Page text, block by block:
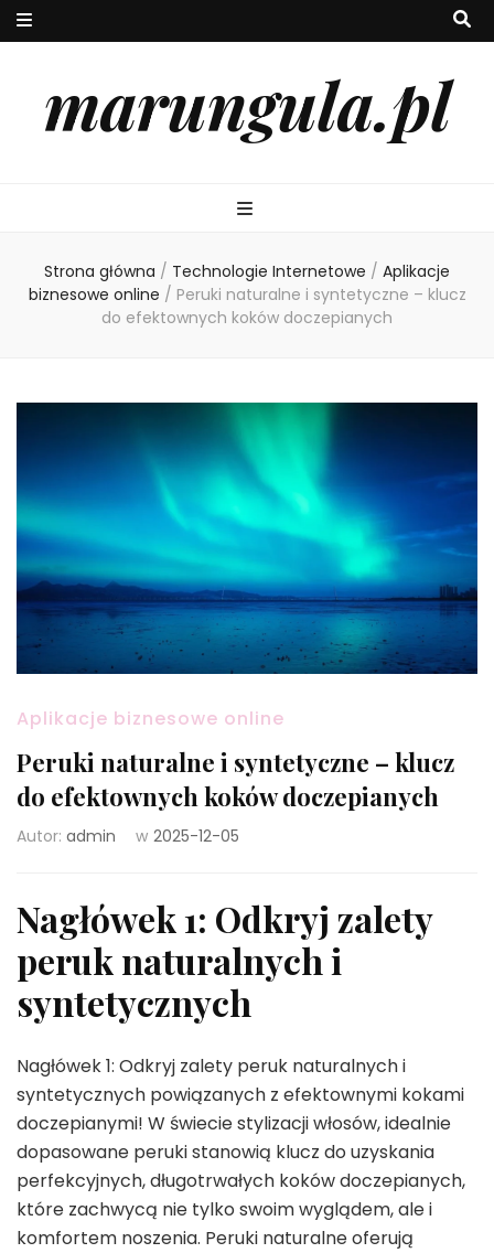
marungula.pl
Strona główna / Technologie Internetowe / Aplikacje
biznesowe online / Peruki naturalne i syntetyczne – klucz
do efektownych koków doczepianych
Aplikacje biznesowe online
Peruki naturalne i syntetyczne – klucz
do efektownych koków doczepianych
Autor: admin w 2025-12-05
Nagłówek 1: Odkryj zalety
peruk naturalnych i
syntetycznych
Nagłówek 1: Odkryj zalety peruk naturalnych i
syntetycznych powiązanych z efektownymi kokami
doczepianymi! W świecie stylizacji włosów, idealnie
dopasowane peruki stanowią klucz do uzyskania
perfekcyjnych, długotrwałych koków doczepianych,
które zachwycą nie tylko swoim wyglądem, ale i
komfortem noszenia. Peruki naturalne oferują